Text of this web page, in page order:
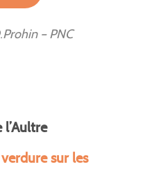
– PNC
sur les